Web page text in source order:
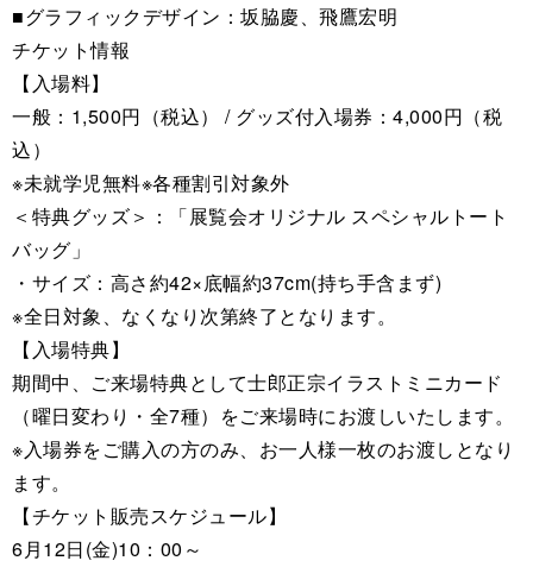
■グラフィックデザイン：坂脇慶、飛鷹宏明
チケット情報
【入場料】
一般：1,500円（税込） / グッズ付入場券：4,000円（税
込）
※未就学児無料※各種割引対象外
＜特典グッズ＞：「展覧会オリジナル スペシャルトート
バッグ」
・サイズ：高さ約42×底幅約37cm(持ち手含まず)
※全日対象、なくなり次第終了となります。
【入場特典】
期間中、ご来場特典として士郎正宗イラストミニカード
（曜日変わり・全7種）をご来場時にお渡しいたします。
※入場券をご購入の方のみ、お一人様一枚のお渡しとなり
ます。
【チケット販売スケジュール】
6月12日(金)10：00～